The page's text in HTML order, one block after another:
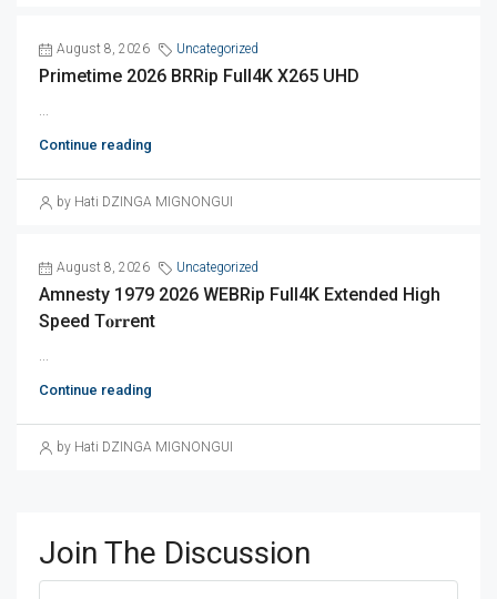
August 8, 2026 Uncategorized
Primetime 2026 BRRip Full4K X265 UHD
...
Continue reading
by Hati DZINGA MIGNONGUI
August 8, 2026 Uncategorized
Amnesty 1979 2026 WEBRip Full4K Extended High
Speed T𝐨𝐫𝐫ent
...
Continue reading
by Hati DZINGA MIGNONGUI
Join The Discussion